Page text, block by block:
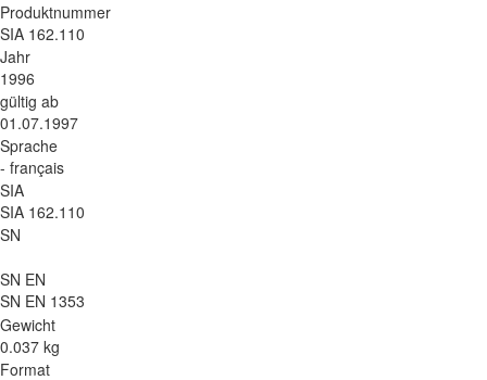
Produktnummer
SIA 162.110
Jahr
1996
gültig ab
01.07.1997
Sprache
- français
SIA
SIA 162.110
SN
SN EN
SN EN 1353
Gewicht
0.037 kg
Format